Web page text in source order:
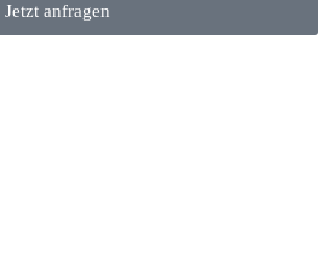
Jetzt anfragen